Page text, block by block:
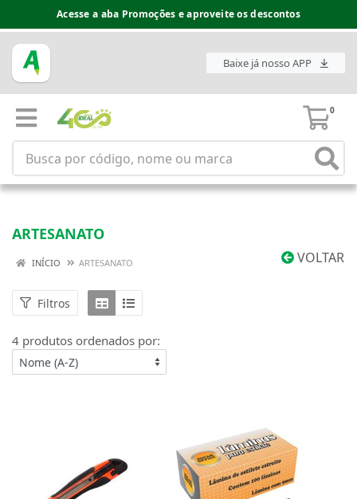
Acesse a aba Promoções e aproveite os descontos
Baixe já nosso APP
0
ARTESANATO
VOLTAR
INÍCIO ARTESANATO
Filtros
4 produtos ordenados por: